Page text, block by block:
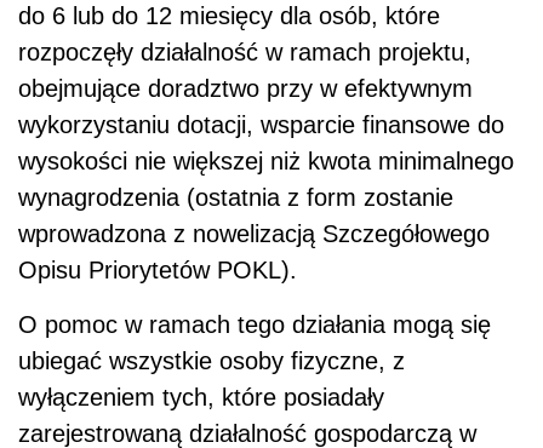
do 6 lub do 12 miesięcy dla osób, które
rozpoczęły działalność w ramach projektu,
obejmujące doradztwo przy w efektywnym
wykorzystaniu dotacji, wsparcie finansowe do
wysokości nie większej niż kwota minimalnego
wynagrodzenia (ostatnia z form zostanie
wprowadzona z nowelizacją Szczegółowego
Opisu Priorytetów POKL).
O pomoc w ramach tego działania mogą się
ubiegać wszystkie osoby fizyczne, z
wyłączeniem tych, które posiadały
zarejestrowaną działalność gospodarczą w